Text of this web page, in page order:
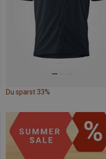
Du sparst 33%